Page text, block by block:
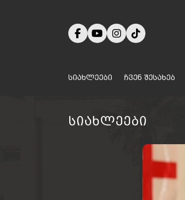
სიახლეები ჩვენ შესახებ
სიახლეები